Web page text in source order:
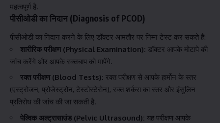
महत्वपूर्ण है.
पीसीओडी का निदान (Diagnosis of PCOD)
पीसीओडी का निदान करने के लिए डॉक्टर आमतौर पर निम्न टेस्ट कर सकते हैं:
शारीरिक परीक्षण (Physical Examination): डॉक्टर आपके मोटापे की
जांच करेंगे और आपके रक्तचाप को मापेंगे.
रक्त परीक्षण (Blood Tests): रक्त परीक्षण से आपके हार्मोन के स्तर
(एस्ट्रोजन, प्रोजेस्ट्रोन, टेस्टोस्टेरोन), रक्त शर्करा का स्तर और इंसुलिन
प्रतिरोध की जांच की जा सकती है.
पेल्विक अल्ट्रासाउंड (Pelvic Ultrasound): यह परीक्षण आपके